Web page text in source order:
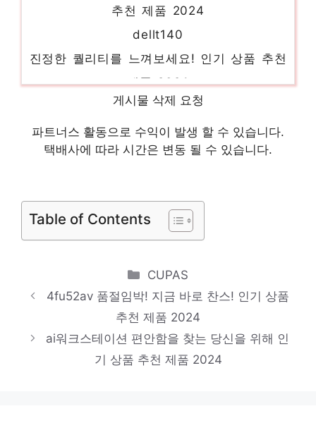
hpml150g6
품 2024
천 제품 2024
hpxw6600
hpworkstationz2
잠들기 전, 이거 어때요? 인기 상품 추천 제
품 2024
게시물 삭제 요청
파트너스 활동으로 수익이 발생 할 수 있습니다.
택배사에 따라 시간은 변동 될 수 있습니다.
Table of Contents
Categories
CUPAS
4fu52av 품절임박! 지금 바로 찬스! 인기 상품
추천 제품 2024
ai워크스테이션 편안함을 찾는 당신을 위해 인
기 상품 추천 제품 2024